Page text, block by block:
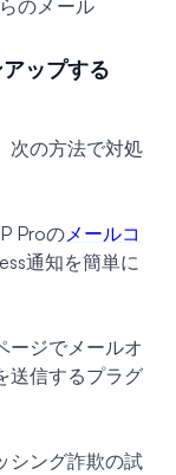
のメール
ップする
次の方法で対処
Proのメールコ
通知を簡単に
ージでメールオ
送信するプラグ
シング詐欺の試